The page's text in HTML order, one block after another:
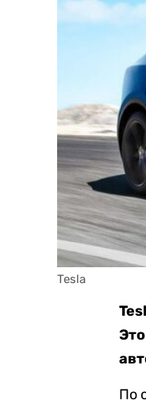
Tesla
По